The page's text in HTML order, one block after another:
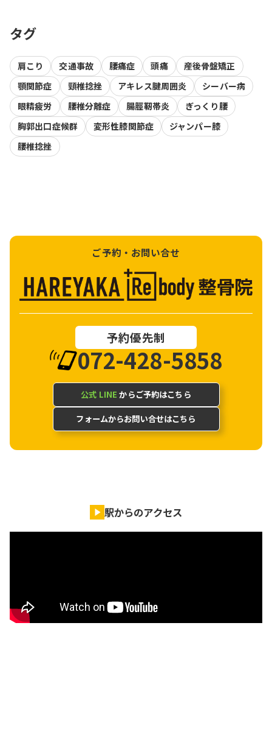
タグ
肩こり 交通事故 腰痛症 頭痛
産後骨盤矯正
顎関節症
頸椎捻挫 アキレス腱周囲炎
シーバー病
眼精疲労
腰椎分離症 腸脛靭帯炎
ぎっくり腰
胸郭出口症候群
変形性膝関節症
ジャンパー膝
腰椎捻挫
ご予約・お問い合せ
予約優先制
072-428-5858
公式 LINE からご予約はこちら
フォームからお問い合せはこちら
駅からのアクセス